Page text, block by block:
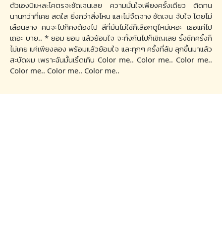
ตัวเองนิแหละโคตรจะชัดเจนเลย ความมั่นใจเพียงครั้งเดียว ติดทน
นานกว่าที่เคย สดใส ยิ่งกว่าสิ่งไหน และไม่จืดจาง ชัดเจน จับใจ โดยไม่
เลือนลาง คนจะไปก็คงต้องไป สีที่มันไม่ใช่ก็เลือกดูใหม่เหอะ เธอแค่ไป
เถอะ บาย.. * ยอม ยอม แล้วย้อมใจ จะทิ้งกันไปก็เชิญเลย รั้งซักครั้งก็
ไม่เคย แค่เพียงลอง พร้อมแล้วย้อมใจ และทุกๆ ครั้งที่ล้ม ลุกขึ้นมาแล้ว
สะบัดผม เพราะฉันมั้นเริ้ดเกิน Color me.. Color me.. Color me..
Color me.. Color me.. Color me..